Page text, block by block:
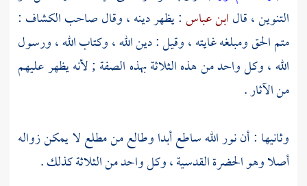
التنوين ، قالابن عباس: يظهر دينه ، وقال صاحب الكشاف :
متم الحق ومبلغه غايته ، وقيل : دين الله ، وكتاب الله ، ورسول
الله ، وكل واحد من هذه الثلاثة بهذه الصفة ; لأنه يظهر عليهم
من الآثار .
وثانيها : أن نور الله ساطع أبدا وطالع من مطلع لا يمكن زواله
أصلا وهو الحضرة القدسية ، وكل واحد من الثلاثة كذلك .